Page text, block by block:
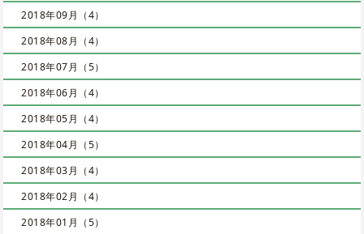
2018年09月（4）
2018年08月（4）
2018年07月（5）
2018年06月（4）
2018年05月（4）
2018年04月（5）
2018年03月（4）
2018年02月（4）
2018年01月（5）